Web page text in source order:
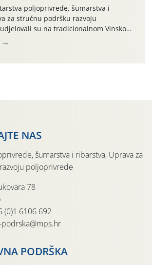
poljoprivrede, šumarstva i
za stručnu podršku razvoju
su na tradicionalnom Vinskom
24.07.2026. godine u Domu vinarske
na poluotoku Pelješcu, u
NAS
šumarstva i ribarstva, Uprava za
poljoprivrede
78
(0)1 6106 692
PODRŠKA